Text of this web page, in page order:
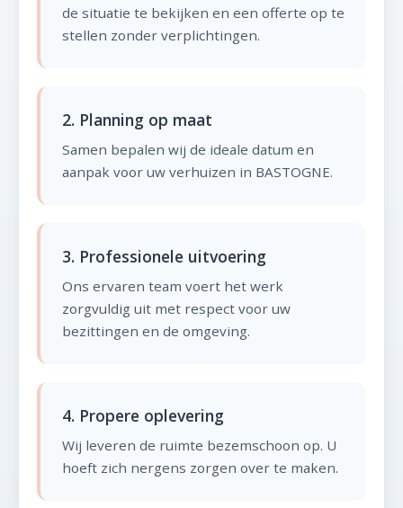
de situatie te bekijken en een offerte op te
stellen zonder verplichtingen.
2. Planning op maat
Samen bepalen wij de ideale datum en
aanpak voor uw verhuizen in BASTOGNE.
3. Professionele uitvoering
Ons ervaren team voert het werk
zorgvuldig uit met respect voor uw
bezittingen en de omgeving.
4. Propere oplevering
Wij leveren de ruimte bezemschoon op. U
hoeft zich nergens zorgen over te maken.